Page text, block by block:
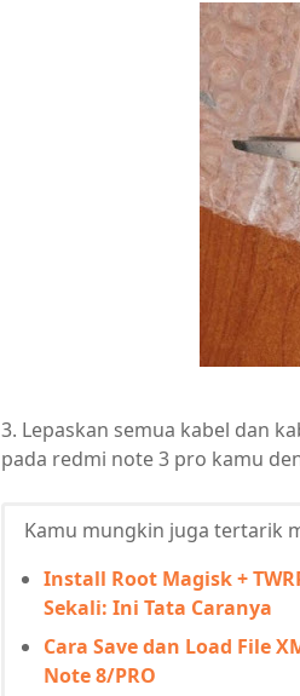
3. Lepaskan semua kabel dan
pada redmi note 3 pro kamu
Kamu mungkin juga tertarik
Install Root Magisk +
Sekali: Ini Tata Caranya
Cara Save dan Load File
Note 8/PRO